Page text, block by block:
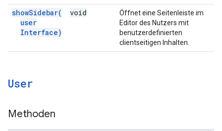
showSidebar(
user
Interface)
void
Öffnet eine Seitenleiste im
Editor des Nutzers mit
benutzerdefinierten
clientseitigen Inhalten.
User
Methoden